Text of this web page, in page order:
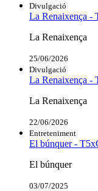
Divulgació
La Renaixença -
La Renaixença
25/06/2026
Divulgació
La Renaixença -
La Renaixença
22/06/2026
Entreteniment
El búnquer -
El búnquer
03/07/2025